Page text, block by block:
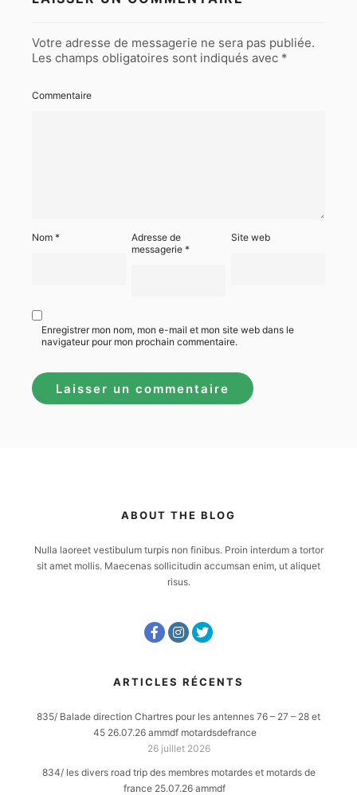
Votre adresse de messagerie ne sera pas publiée.
Les champs obligatoires sont indiqués avec *
Commentaire
Nom *
Adresse de
messagerie*
Site web
Enregistrer mon nom, mon e-mail et mon site web dans le
navigateur pour mon prochain commentaire.
ABOUT THE BLOG
Nulla laoreet vestibulum turpis non finibus. Proin interdum a tortor
sit amet mollis. Maecenas sollicitudin accumsan enim, ut aliquet
risus.
ARTICLES RÉCENTS
835/ Balade direction Chartres pour les antennes 76 – 27 – 28 et
45 26.07.26 ammdf motardsdefrance
26 juillet 2026
834/ les divers road trip des membres motardes et motards de
france 25.07.26 ammdf